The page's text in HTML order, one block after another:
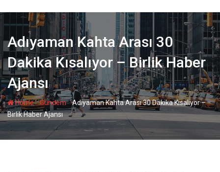
Adıyaman Kahta Arası 30
Dakika Kısalıyor – Birlik Haber
Ajansı
Home-Gündem-Adıyaman Kahta Arası 30 Dakika Kısalıyor –
Birlik Haber Ajansı